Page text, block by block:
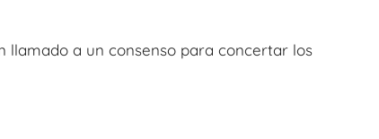
llamado a un consenso para concertar los